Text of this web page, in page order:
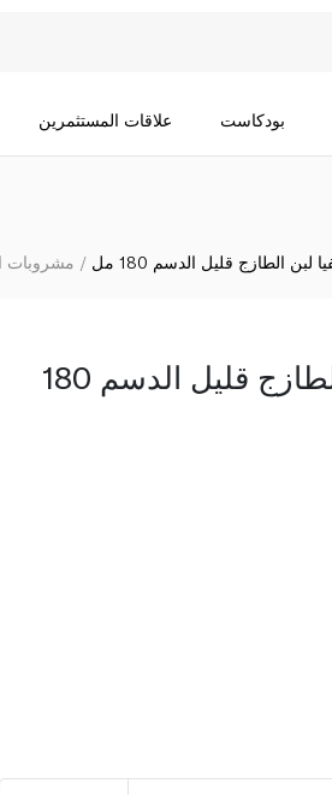
بودكاست علاقات المستثمرين
مشروبات لبن الطازج قليل الدسم 180 مل
أكتيفيا لبن الطازج قليل الدسم 180